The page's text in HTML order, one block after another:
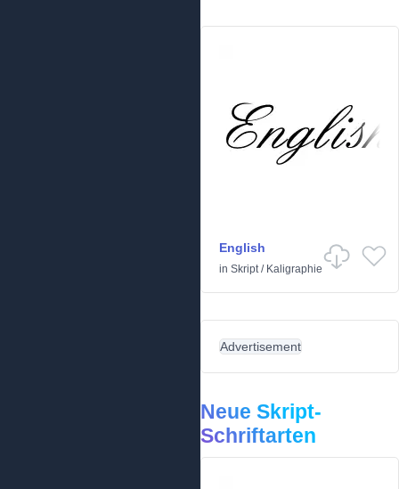
English
in Skript/ Kaligraphie
Advertisement
Neue Skript-
Schriftarten